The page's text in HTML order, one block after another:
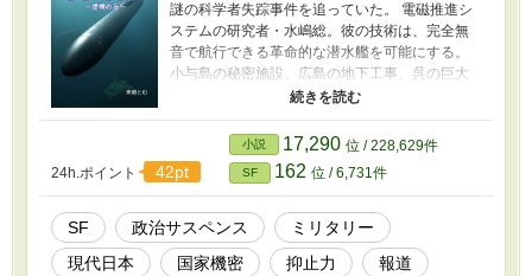
謎の科学者失踪事件を追っていた。 電磁推進シ
ステムの研究者・水嶋総。彼の技術は、完全無
音で航行できる革命的な潜水艦を可能にする。
小与島の秘密施設、広島の地下工事、呉の巨大
な格納庫—— 断片的な情報を繋ぎ合わせ、前田
は確信する。 「日本政府は、秘密裏に新型潜水
艦を開発している」 しかし、その真実を暴こう
とする前田に、次々と圧力がかかる。 謎の男・
安藤。突然現れた協力者・森川。 彼らは敵か、
味方か—— そして8月の夜、前田は目撃する。
海に下ろされる巨大な「何か」を。 記者が追っ
た真実は、国家が仕組んだ壮大な虚構だった。
疑念こそが武器となり、嘘が現実を変える——
24h.ポイント 42pt
小説 17,290 位 / 228,629件
SF 162 位 / 6,731件
SF 政治サスペンス
ミリタリー
現代日本
国家機密 抑止力
報道